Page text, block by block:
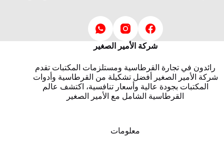
شركة الأمير الصغير
رائدون في تجارة القرطاسية ومستلزمات المكتبات تقدم
شركة الأمير الصغير أفضل تشكيلة من القرطاسية وأدوات
المكتبات بجودة عالية وأسعار تنافسية، اكتشف عالم
القرطاسية الشامل مع الأمير الصغير
معلومات